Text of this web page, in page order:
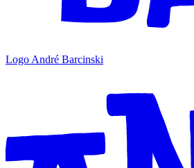
Logo André Barcinski